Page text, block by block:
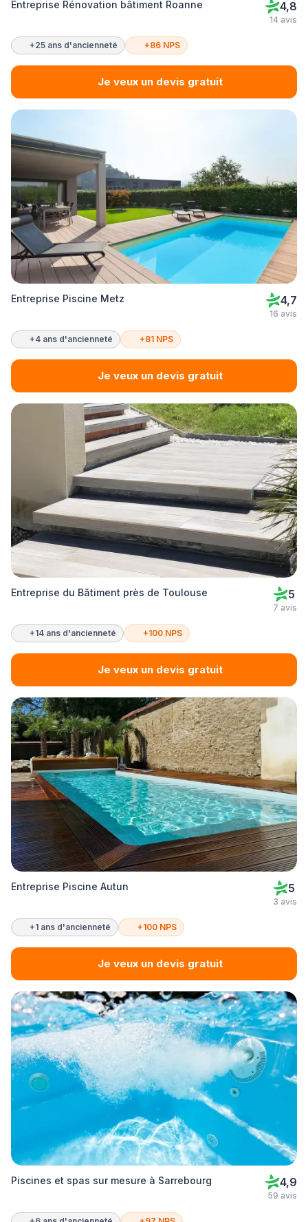
Entreprise Rénovation bâtiment Roanne 4,8
14 avis
+25 ans d'ancienneté +86 NPS
Je veux un devis gratuit
Entreprise Piscine Metz 4,7
16 avis
+4 ans d'ancienneté +81 NPS
Je veux un devis gratuit
Entreprise du Bâtiment près de Toulouse 5
7 avis
+14 ans d'ancienneté +100 NPS
Je veux un devis gratuit
Entreprise Piscine Autun 5
3 avis
+1 ans d'ancienneté +100 NPS
Je veux un devis gratuit
Piscines et spas sur mesure à Sarrebourg 4,9
59 avis